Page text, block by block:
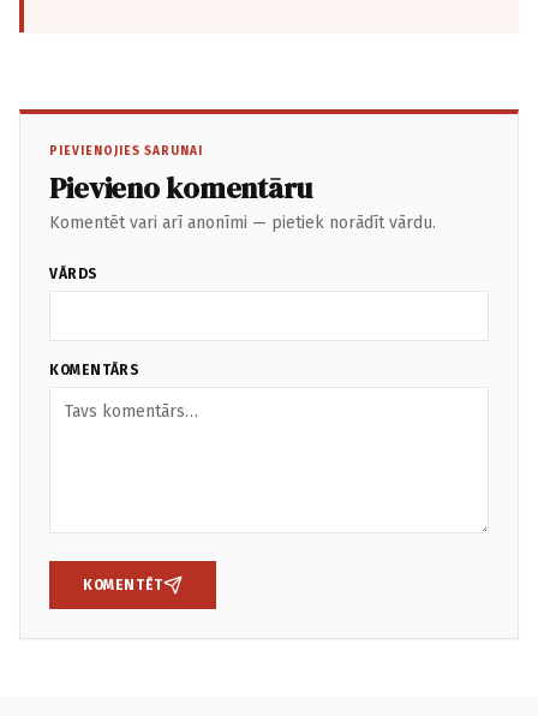
PIEVIENOJIES SARUNAI
Pievieno komentāru
Komentēt vari arī anonīmi — pietiek norādīt vārdu.
VĀRDS
KOMENTĀRS
KOMENTĒT